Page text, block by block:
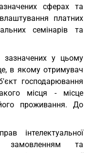
сферах та
платних
семінарів та
зазначених у цьому
в якому отримувач
господарювання
місця - місце
проживання. До
інтелектуальної
замовленням та